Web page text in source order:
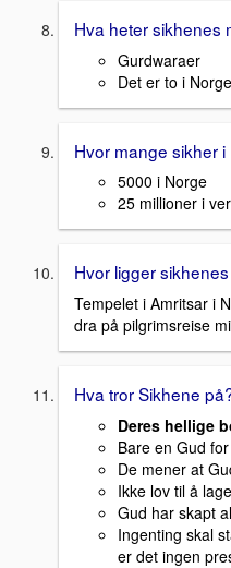
Hva heter sikhenes
Gurdwaraer
Det er to i
Hvor mange sikher
5000 i Norge
25 millioner i
Hvor ligger
Tempelet i Amritsar i
dra på pilgrimsreise
Hva tror Sikhene
Deres hellige
Bare en Gud
De mener at
Ikke lov til å
Gud har skapt
Ingenting skal
er det ingen